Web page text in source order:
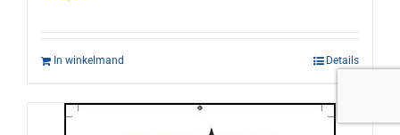
In winkelmand Details